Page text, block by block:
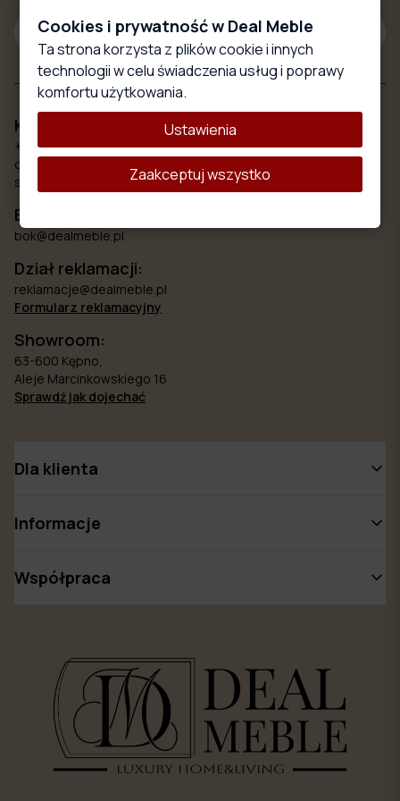
Subskrybuj
Kontakt
+48 579 777 748
od poniedziałku do piątku 8.00 - 18:00
sobota 10:00 - 15:00
Biuro obsługi klienta:
bok@dealmeble.pl
Dział reklamacji:
reklamacje@dealmeble.pl
Formularz reklamacyjny
Showroom:
63-600 Kępno,
Aleje Marcinkowskiego 16
Sprawdź jak dojechać
Dla klienta
Informacje
Współpraca
Cookies i prywatność w Deal Meble
Ta strona korzysta z plików cookie i innych
technologii w celu świadczenia usług i poprawy
komfortu użytkowania.
Ustawienia
Zaakceptuj wszystko